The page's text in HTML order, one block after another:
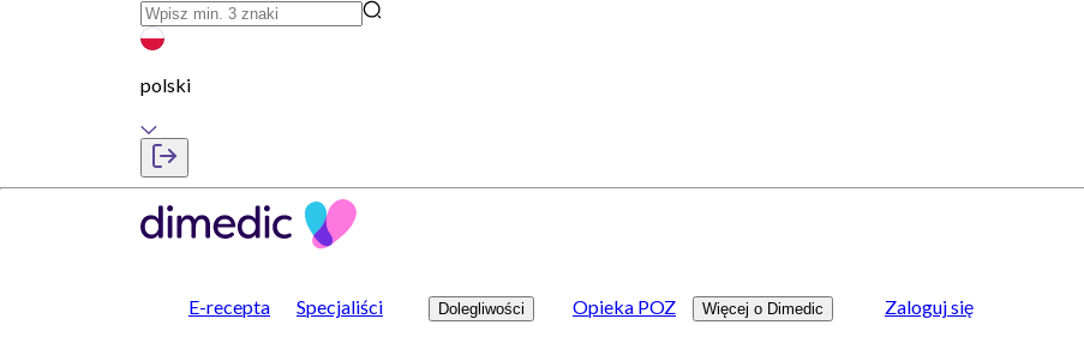
polski
E-recepta Specjaliści Dolegliwości Opieka POZ Więcej o Dimedic Zaloguj się